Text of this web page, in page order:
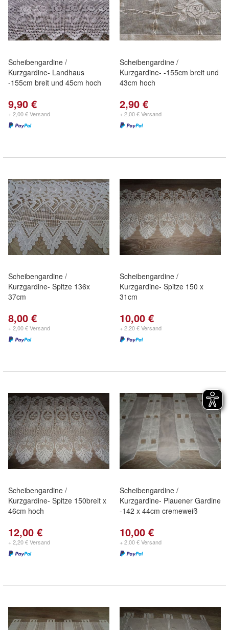
Scheibengardine /
Kurzgardine- Landhaus
-155cm breit und 45cm hoch
9,90 €
+ 2,00 € Versand
Scheibengardine /
Kurzgardine- -155cm breit und
43cm hoch
2,90 €
+ 2,00 € Versand
Scheibengardine /
Kurzgardine- Spitze 136x
37cm
8,00 €
+ 2,00 € Versand
Scheibengardine /
Kurzgardine- Spitze 150 x
31cm
10,00 €
+ 2,20 € Versand
Scheibengardine /
Kurzgardine- Spitze 150breit x
46cm hoch
12,00 €
+ 2,20 € Versand
Scheibengardine /
Kurzgardine- Plauener Gardine
-142 x 44cm cremeweiß
10,00 €
+ 2,00 € Versand